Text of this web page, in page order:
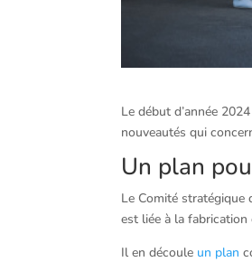
Le début d’année
nouveautés qui
Un plan
Le Comité stratégique
est liée à la
Il en découle un plan